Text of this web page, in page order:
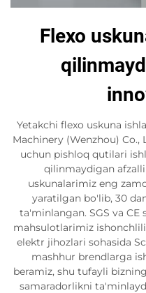
Flexo
Yetakchi flexo uskuna
Machinery (Wenzhou)
uchun pishloq qutilari
qilinmaydigan
uskunalarimiz eng
yaratilgan bo'lib, 30
ta'minlangan. SGS va
mahsulotlarimiz
elektr jihozlari sohasida
mashhur brendlarga
beramiz, shu tufayli
samaradorlikni